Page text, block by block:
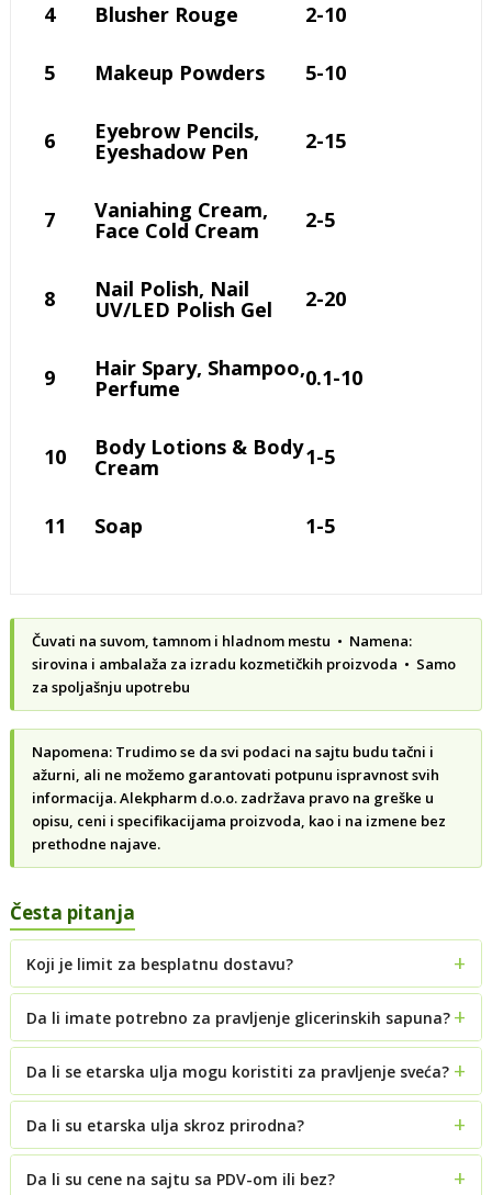
4 Blusher Rouge 2-10
5 Makeup Powders 5-10
6 Eyebrow Pencils,
Eyeshadow Pen 2-15
7 Vaniahing Cream,
Face Cold Cream 2-5
8 Nail Polish, Nail
UV/LED Polish Gel 2-20
9 Hair Spary, Shampoo,
Perfume 0.1-10
10 Body Lotions & Body
Cream 1-5
11 Soap 1-5
Čuvati na suvom, tamnom i hladnom mestu • Namena:
sirovina i ambalaža za izradu kozmetičkih proizvoda • Samo
za spoljašnju upotrebu
Napomena: Trudimo se da svi podaci na sajtu budu tačni i
ažurni, ali ne možemo garantovati potpunu ispravnost svih
informacija. Alekpharm d.o.o. zadržava pravo na greške u
opisu, ceni i specifikacijama proizvoda, kao i na izmene bez
prethodne najave.
Česta pitanja
Koji je limit za besplatnu dostavu?
Da li imate potrebno za pravljenje glicerinskih sapuna?
Da li se etarska ulja mogu koristiti za pravljenje sveća?
Da li su etarska ulja skroz prirodna?
Da li su cene na sajtu sa PDV-om ili bez?